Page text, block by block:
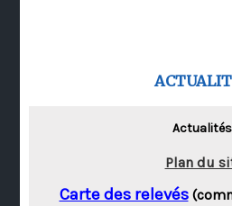
Actualités
Plan du
Carte des relevés